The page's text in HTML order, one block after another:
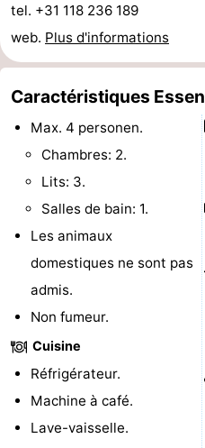
Points
de
Attractions
-
Terrains
jeux
Aires
de
jeux
intérieures
Bowling
-
Parcours
de
mini-
golf
Centres
de
bien-
être
Villages
&
villes
Nature
Sports
-
tel. +31 118 236 189
web. Plus d'informations
Caractéristiques
Max. 4 personen.
Chambres: 2.
Lits: 3.
Salles de bain: 1.
Les animaux
domestiques ne sont pas
admis.
Non fumeur.
Cuisine
Réfrigérateur.
Machine à café.
Lave-vaisselle.